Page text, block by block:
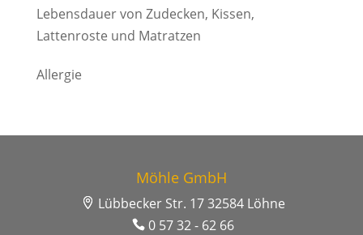
Lebensdauer von Zudecken, Kissen,
Lattenroste und Matratzen
Allergie
Möhle GmbH
Lübbecker Str. 17 32584 Löhne
0 57 32 - 62 66